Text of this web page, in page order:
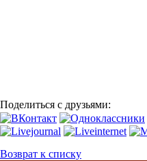
Поделиться с друзьями:
Возврат к списку